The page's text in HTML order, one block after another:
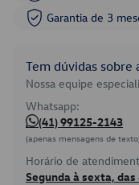
Garantia de 3
Tem dúvidas
Nossa equipe
Whatsapp:
(41) 99125-2143
(apenas mensagens de
Horário de
Segunda à sexta, das